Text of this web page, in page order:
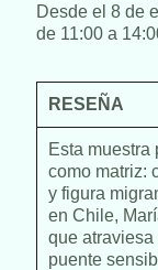
Desde el 8 de
de 11:00 a
RESEÑA
Esta muestra
como matriz:
y figura
en Chile,
que
puente